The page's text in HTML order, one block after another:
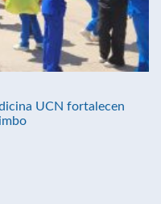
UCN fortalecen